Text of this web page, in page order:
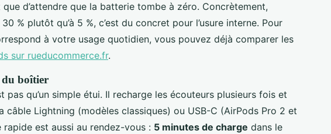
d’attendre que la batterie tombe à zéro. Concrètement,
% plutôt qu’à 5 %, c’est du concret pour l’usure interne. Pour
à votre usage quotidien, vous pouvez déjà comparer les
sur rueducommerce.fr.
du boîtier
pas qu’un simple étui. Il recharge les écouteurs plusieurs fois et
câble Lightning (modèles classiques) ou USB-C (AirPods Pro 2 et
est aussi au rendez-vous : 5 minutes de charge dans le